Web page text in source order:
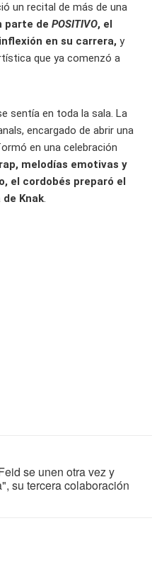
un recital de más de una
parte de POSITIVO, el
en su carrera, y
que ya comenzó a
sentía en toda la sala. La
encargado de abrir una
en una celebración
melodías emotivas y
el cordobés preparó el
Knak.
se unen otra vez y
su tercera colaboración